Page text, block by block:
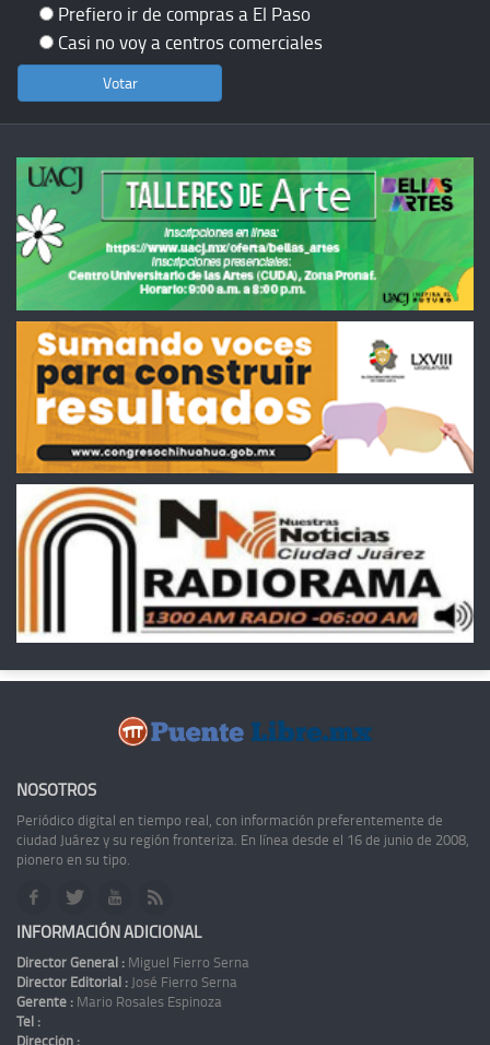
Prefiero ir de compras a El Paso
Casi no voy a centros comerciales
NOSOTROS
Periódico digital en tiempo real, con información preferentemente de
ciudad Juárez y su región fronteriza. En línea desde el 16 de junio de 2008,
pionero en su tipo.
INFORMACIÓN ADICIONAL
Director General : Miguel Fierro Serna
Director Editorial : José Fierro Serna
Gerente : Mario Rosales Espinoza
Tel :
Dirección :